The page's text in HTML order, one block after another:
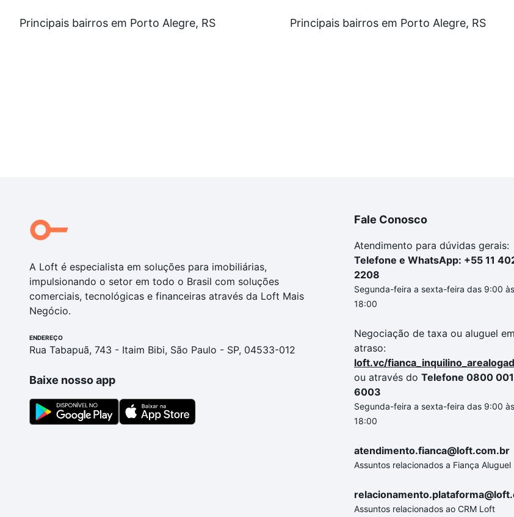
Principais bairros em Porto Alegre, RS Principais bairros em Porto Alegre, RS
A Loft é especialista em soluções para imobiliárias,
impulsionando o setor em todo o Brasil com soluções
comerciais, tecnológicas e financeiras através da Loft Mais
Negócio.
ENDEREÇO
Rua Tabapuã, 743 - Itaim Bibi, São Paulo - SP, 04533-012
Baixe nosso app
Fale Conosco
Atendimento para dúvidas gerais:
Telefone e WhatsApp: +55 11
2208
Segunda-feira a sexta-feira das 9:00 às
18:00
Negociação de taxa ou aluguel em
atraso:
loft.vc/
ou através do Telefone 0800 001
6003
Segunda-feira a sexta-feira das 9:00 às
18:00
atendimento.fianca@loft.com.br
Assuntos relacionados a Fiança Aluguel
Assuntos relacionados ao CRM Loft